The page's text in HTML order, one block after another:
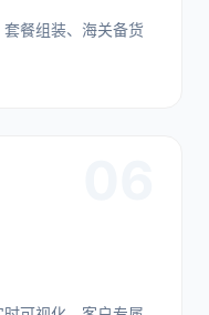
餐组装、海关备货